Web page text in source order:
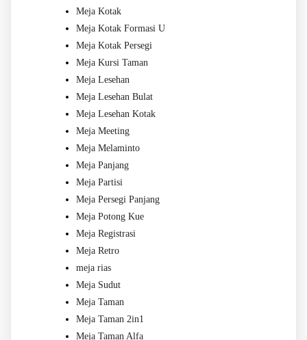
Meja Kotak
Meja Kotak Formasi U
Meja Kotak Persegi
Meja Kursi Taman
Meja Lesehan
Meja Lesehan Bulat
Meja Lesehan Kotak
Meja Meeting
Meja Melaminto
Meja Panjang
Meja Partisi
Meja Persegi Panjang
Meja Potong Kue
Meja Registrasi
Meja Retro
meja rias
Meja Sudut
Meja Taman
Meja Taman 2in1
Meja Taman Alfa